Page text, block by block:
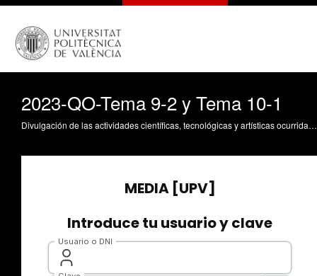
2023-QO-Tema 9-2 y Tema 10-1
Divulgación de las actividades científicas, tecnológicas y artísticas ocurridas en los tres campus de la UPV